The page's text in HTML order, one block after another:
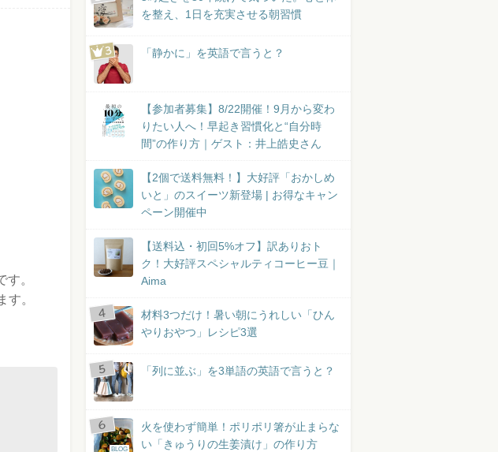
す。
す。
を整え、1日を充実させる朝習慣
「静かに」を英語で言うと？
【参加者募集】8/22開催！9月から変わ
りたい人へ！早起き習慣化と“自分時
間”の作り方｜ゲスト：井上皓史さん
【2個で送料無料！】大好評「おかしめ
いと」のスイーツ新登場 | お得なキャン
ペーン開催中
【送料込・初回5%オフ】訳ありおト
ク！大好評スペシャルティコーヒー豆｜
Aima
材料3つだけ！暑い朝にうれしい「ひん
やりおやつ」レシピ3選
「列に並ぶ」を3単語の英語で言うと？
BLOG
火を使わず簡単！ポリポリ箸が止まらな
い「きゅうりの生姜漬け」の作り方